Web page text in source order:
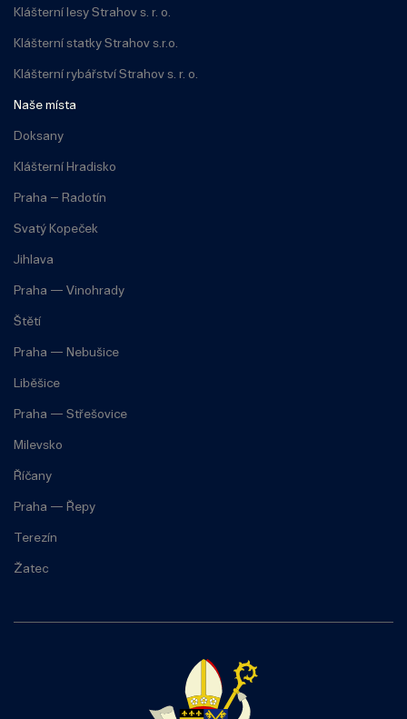
Klášterní lesy Strahov s. r. o.
Klášterní statky Strahov s.r.o.
Klášterní rybářství Strahov s. r. o.
Naše místa
Doksany
Klášterní Hradisko
Praha – Radotín
Svatý Kopeček
Jihlava
Praha — Vinohrady
Štětí
Praha — Nebušice
Liběšice
Praha — Střešovice
Milevsko
Říčany
Praha — Řepy
Terezín
Žatec